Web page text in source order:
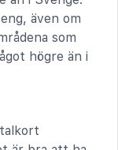
även om
som
högre än i